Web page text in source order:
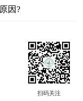
因?
扫码关注